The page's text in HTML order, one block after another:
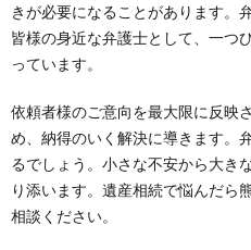
きが必要になることがあります。
皆様の身近な弁護士として、一つ
っています。
依頼者様のご意向を最大限に反映
め、納得のいく解決に導きます。
るでしょう。小さな不安から大き
り添います。遺産相続で悩んだら
相談ください。